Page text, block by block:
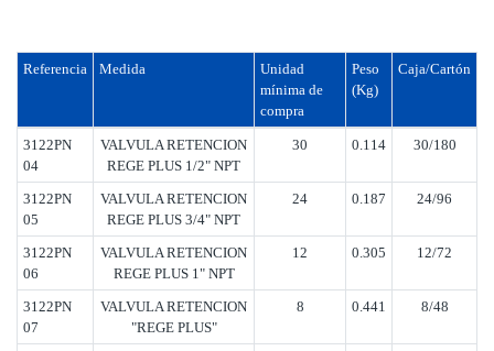
Referencia Medida
Unidad
mínima de
compra
Peso
(Kg)
Caja/Cartón
3122PN
04
VALVULA RETENCION
REGE PLUS 1/2" NPT
30 0.114 30/180
3122PN
05
VALVULA RETENCION
REGE PLUS 3/4" NPT
24 0.187 24/96
3122PN
06
VALVULA RETENCION
REGE PLUS 1" NPT
12 0.305 12/72
3122PN
07
VALVULA RETENCION
"REGE PLUS"
8 0.441 8/48